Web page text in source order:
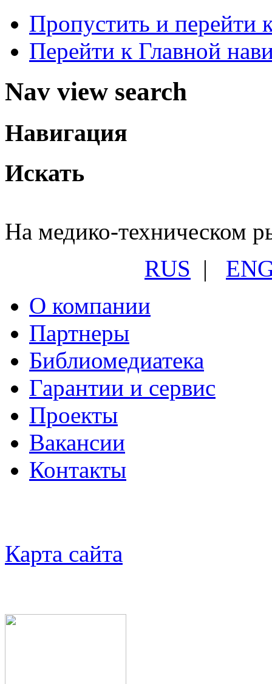
Пропустить и перейти
Перейти к Главной
Nav view search
Навигация
Искать
На медико-техническом
RUS |
О компании
Партнеры
Библиомедиатека
Гарантии и сервис
Проекты
Вакансии
Контакты
Карта сайта